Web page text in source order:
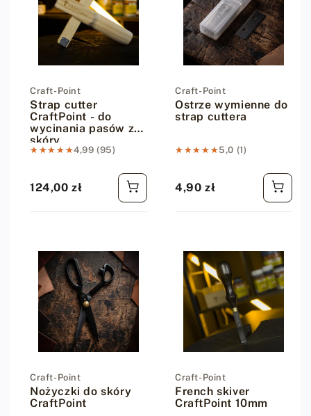
Dostawca:
Craft-Point
Strap cutter
CraftPoint - do
wycinania pasów ze
skóry
★★★★★
★★★★★4,99 (95)
Cena regularna
124,00 zł
Dostawca:
Craft-Point
Ostrze wymienne do
strap cuttera
★★★★★
★★★★★5,0 (1)
Cena regularna
4,90 zł
Dostawca:
Craft-Point
Nożyczki do skóry
CraftPoint
Dostawca:
Craft-Point
French skiver
CraftPoint 10mm